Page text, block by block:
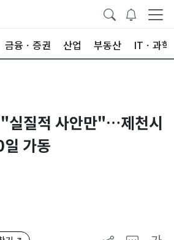
금융ㆍ증권 산업 부동산 ITㆍ과학
실질적 사안만"…제천시
가동